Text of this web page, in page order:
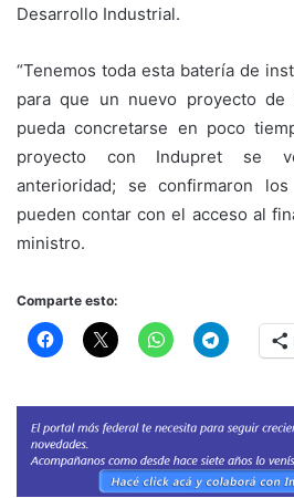
Desarrollo Industrial.
“Tenemos toda esta batería de
para que un nuevo proyecto de
pueda concretarse en poco
proyecto con Indupret se
anterioridad; se confirmaron
pueden contar con el acceso al
ministro.
Comparte esto: